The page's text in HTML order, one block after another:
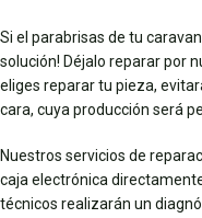
Si el parabrisas de tu
solución! Déjalo reparar por
eliges reparar tu pieza,
cara, cuya producción será
Nuestros servicios de
caja electrónica
técnicos realizarán un